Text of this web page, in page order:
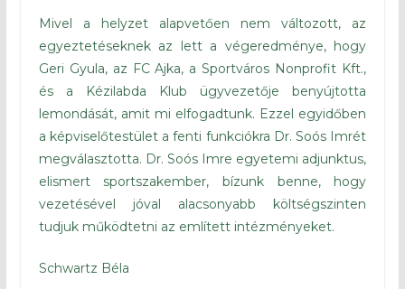
Mivel a helyzet alapvetően nem változott, az
egyeztetéseknek az lett a végeredménye, hogy
Geri Gyula, az FC Ajka, a Sportváros Nonprofit Kft.,
és a Kézilabda Klub ügyvezetője benyújtotta
lemondását, amit mi elfogadtunk. Ezzel egyidőben
a képviselőtestület a fenti funkciókra Dr. Soós Imrét
megválasztotta. Dr. Soós Imre egyetemi adjunktus,
elismert sportszakember, bízunk benne, hogy
vezetésével jóval alacsonyabb költségszinten
tudjuk működtetni az említett intézményeket.
Schwartz Béla